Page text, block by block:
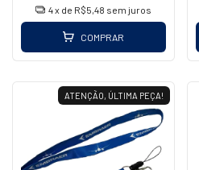
4x de R$5,48 sem juros
COMPRAR
ATENÇÃO, ÚLTIMA PEÇA!